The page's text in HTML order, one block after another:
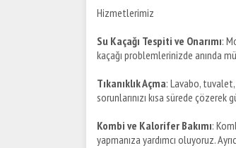
Hizmetlerimiz
Su Kaçağı Tespiti ve Onarımı:
kaçağı problemlerinizde anında
Tıkanıklık Açma: Lavabo, tuvalet,
sorunlarınızı kısa sürede çözerek
Kombi ve Kalorifer Bakımı:
yapmanıza yardımcı oluyoruz.